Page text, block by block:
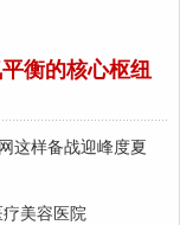
衡的核心枢纽
这样备战迎峰度夏
疗美容医院